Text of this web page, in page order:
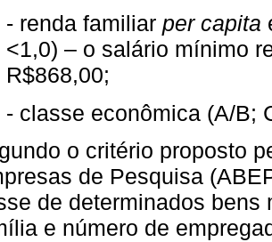
- renda familiar per capita
<1,0) – o salário mínimo
R$868,00;
- classe econômica (A/B;
o critério proposto
de Pesquisa
de determinados
e número de